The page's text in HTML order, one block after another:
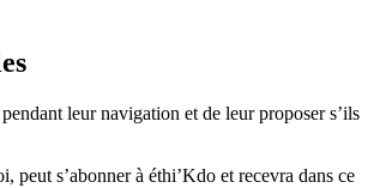
leur navigation et de leur proposer s’ils
s’abonner à éthi’Kdo et recevra dans ce